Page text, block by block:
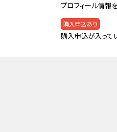
プロフィール情報
購入申込あり
購入申込が入って